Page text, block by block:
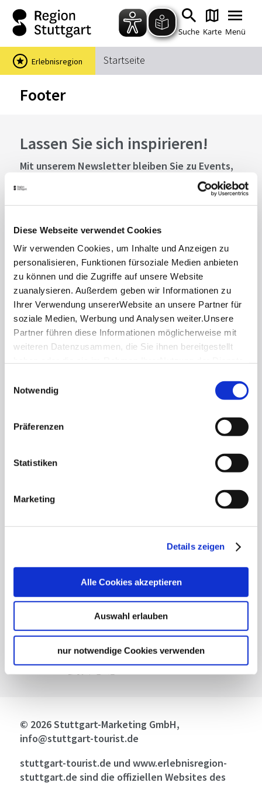
Diese Webseite verwendet Cookies
Wir verwenden Cookies, um Inhalte und Anzeigen zu
personalisieren, Funktionen fürsoziale Medien anbieten
zu können und die Zugriffe auf unsere Website
zuanalysieren. Außerdem geben wir Informationen zu
Ihrer Verwendung unsererWebsite an unsere Partner für
soziale Medien, Werbung und Analysen weiter.Unsere
Partner führen diese Informationen möglicherweise mit
weiteren Datenzusammen, die Sie ihnen bereitgestellt
Impressum
Notwendig
Präferenzen
Statistiken
Marketing
Details zeigen
Alle Cookies akzeptieren
Auswahl erlauben
nur notwendige Cookies verwenden
Zum Hauptinhalt springen
Zur Suche springen
Zur Hauptnavigation
Zum Footer springen
Suche Karte Menü
Suchbegriff
Stadtführungen
Events & Tickets
Ausflugsziele
Erlebnisse
Wein
Wandern
Startseite
Erlebnisregion
Footer
Lassen Sie sich inspirieren!
Mit unserem Newsletter bleiben Sie zu Events,
Stuttgart und Region immer up-to-date.
Abonnieren
Über uns
Stellenangebote
Presse
Business
Bilddatenbank
Datenschutz
Kontakt
Impressum
Barrierefreiheit
© 2026 Stuttgart-Marketing GmbH,
info@stuttgart-tourist.de
stuttgart-tourist.de und www.erlebnisregion-
stuttgart.de sind die offiziellen Websites des